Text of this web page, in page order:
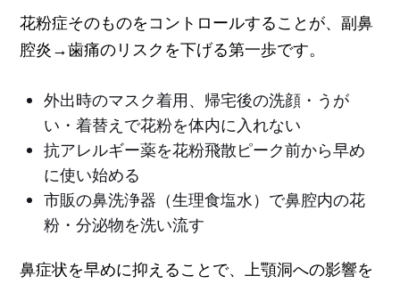
花粉症そのものをコントロールすることが、副鼻
腔炎→歯痛のリスクを下げる第一歩です。
外出時のマスク着用、帰宅後の洗顔・うが
い・着替えで花粉を体内に入れない
抗アレルギー薬を花粉飛散ピーク前から早め
に使い始める
市販の鼻洗浄器（生理食塩水）で鼻腔内の花
粉・分泌物を洗い流す
鼻症状を早めに抑えることで、上顎洞への影響を